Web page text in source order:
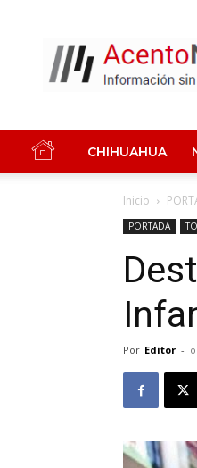
CHIHUAHUA
Inicio
PORTADA
Por Editor -